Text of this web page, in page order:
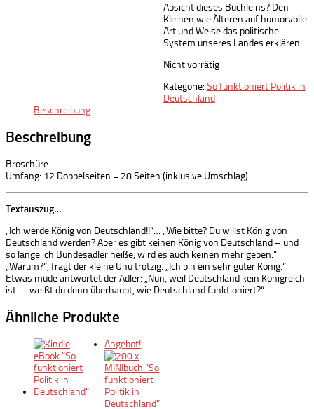
Absicht dieses Büchleins? Den
Kleinen wie Älteren auf humorvolle
Art und Weise das politische
System unseres Landes erklären.
Nicht vorrätig
Kategorie: So funktioniert Politik in
Deutschland
Beschreibung
Beschreibung
Broschüre
Umfang: 12 Doppelseiten = 28 Seiten (inklusive Umschlag)
Textauszug…
„Ich werde König von Deutschland!!“… „Wie bitte? Du willst König von
Deutschland werden? Aber es gibt keinen König von Deutschland – und
so lange ich Bundesadler heiße, wird es auch keinen mehr geben.“
„Warum?“, fragt der kleine Uhu trotzig. „Ich bin ein sehr guter König.“
Etwas müde antwortet der Adler: „Nun, weil Deutschland kein Königreich
ist …. weißt du denn überhaupt, wie Deutschland funktioniert?“
Ähnliche Produkte
Angebot!